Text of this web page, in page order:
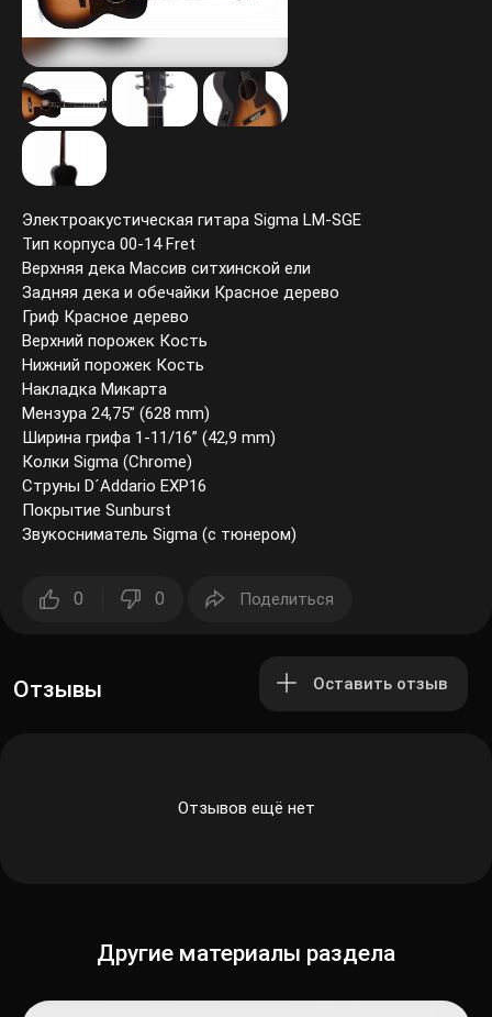
Электроакустическая гитара Sigma LM-SGE
Тип корпуса 00-14 Fret
Верхняя дека Массив ситхинской ели
Задняя дека и обечайки Красное дерево
Гриф Красное дерево
Верхний порожек Кость
Нижний порожек Кость
Накладка Микарта
Мензура 24,75” (628 mm)
Ширина грифа 1-11/16” (42,9 mm)
Колки Sigma (Chrome)
Струны D´Addario EXP16
Покрытие Sunburst
Звукосниматель Sigma (с тюнером)
0 0 Поделиться
Отзывы Оставить отзыв
Отзывов ещё нет
Другие материалы раздела